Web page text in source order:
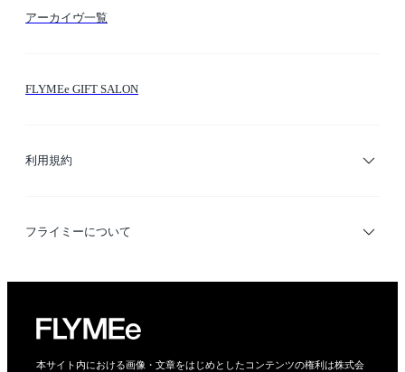
アーカイヴ一覧
FLYMEe GIFT SALON
利用規約
利用規約
フライミーについて
会社概要
本サイト内における画像・文章をはじめとしたコンテンツの権利は株式会